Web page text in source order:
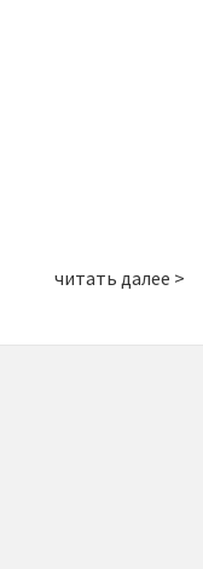
читать далее >